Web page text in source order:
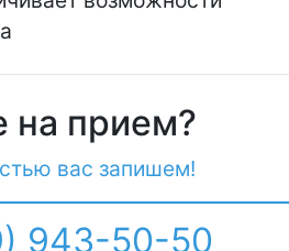
на прием?
вас запишем!
943-50-50